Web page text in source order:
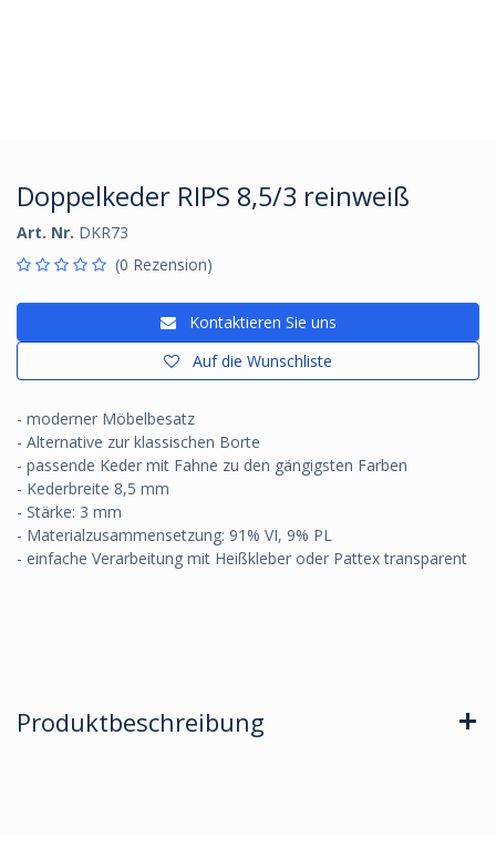
Doppelkeder RIPS 8,5/3 reinweiß
Art. Nr. DKR73
(0 Rezension)
Kontaktieren Sie uns
Auf die Wunschliste
- moderner Möbelbesatz
- Alternative zur klassischen Borte
- passende Keder mit Fahne zu den gängigsten Farben
- Kederbreite 8,5 mm
- Stärke: 3 mm
- Materialzusammensetzung: 91% VI, 9% PL
- einfache Verarbeitung mit Heißkleber oder Pattex transparent
Produktbeschreibung